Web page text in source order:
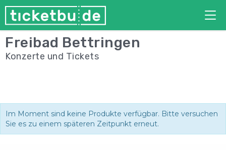
Freibad Bettringen
Konzerte und Tickets
Im Moment sind keine Produkte verfügbar. Bitte versuchen
Sie es zu einem späteren Zeitpunkt erneut.